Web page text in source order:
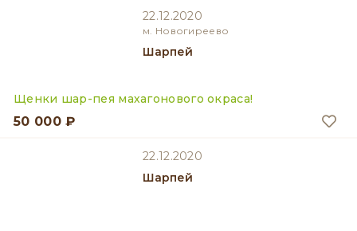
22.12.2020
м. Новогиреево
Шарпей
Щенки шар-пея махагонового окраса!
50 000 ₽
22.12.2020
Шарпей